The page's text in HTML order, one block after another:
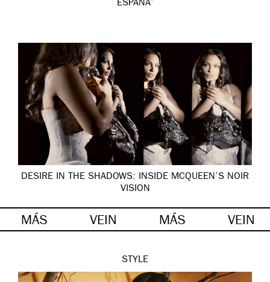
ESPAÑA”
DESIRE IN THE SHADOWS: INSIDE MCQUEEN’S NOIR
VISION
MÁS VEIN MÁS VEIN
STYLE